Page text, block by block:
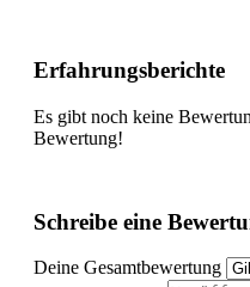
Erfahrungsberichte
Es gibt noch keine
Bewertung!
Schreibe eine
Deine Gesamtbewertung